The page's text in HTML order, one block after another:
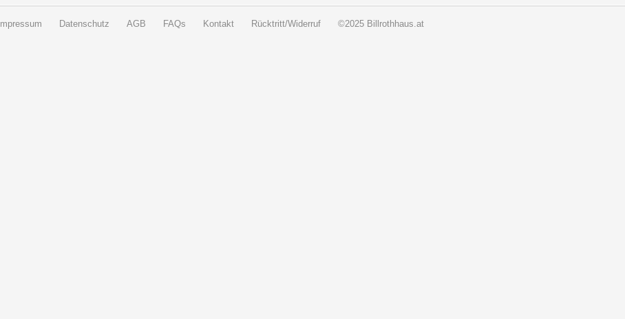
Impressum Datenschutz AGB FAQs Kontakt Rücktritt/Widerruf ©2025 Billrothhaus.at